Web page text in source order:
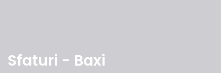
Sfaturi - Baxi